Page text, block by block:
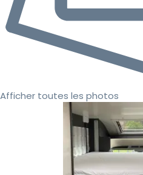
Afficher toutes les photos